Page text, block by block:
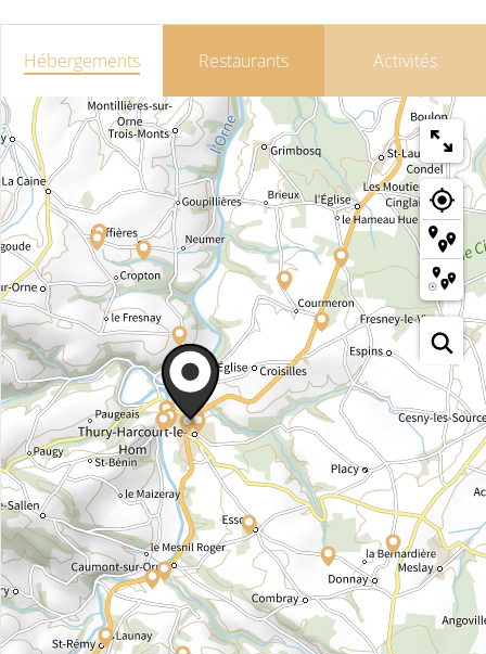
Hébergements Restaurants Activités